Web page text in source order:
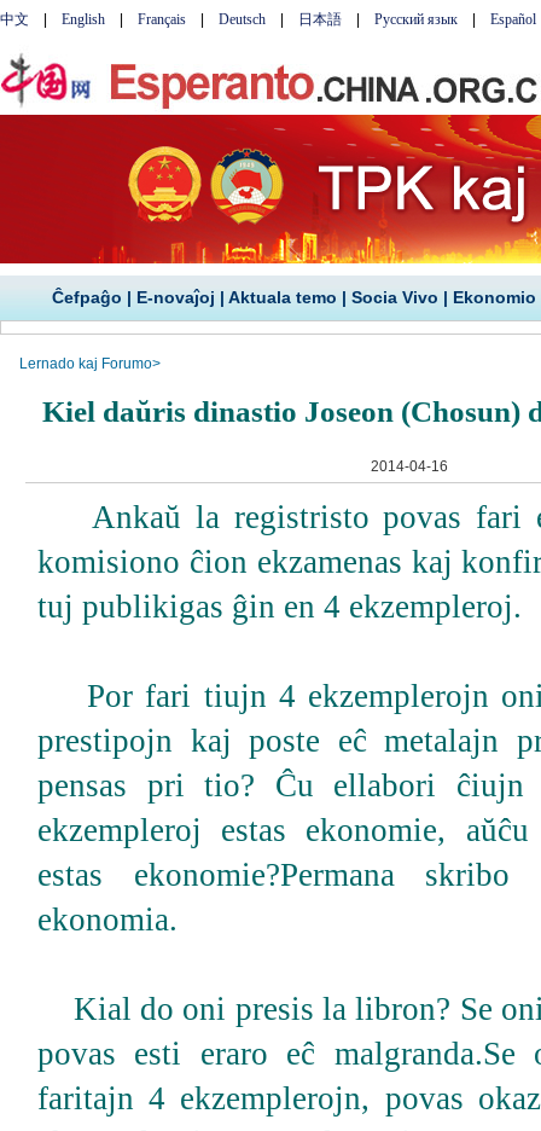
Ĉefpaĝo | E-novaĵoj | Aktuala temo | Socia Vivo | Ekonomio
Lernado kaj Forumo>
Kiel daŭris dinastio Joseon (Chosun)
2014-04-16
Ankaŭ la registristo povas fari
komisiono ĉion ekzamenas kaj
tuj publikigas ĝin en 4 ekzempleroj.
Por fari tiujn 4 ekzemplerojn
prestipojn kaj poste eĉ metalajn
pensas pri tio? Ĉu ellabori ĉiujn
ekzempleroj estas ekonomie,
estas ekonomie?Permana
ekonomia.
Kial do oni presis la libron? Se
povas esti eraro eĉ malgranda.Se
faritajn 4 ekzemplerojn, povas